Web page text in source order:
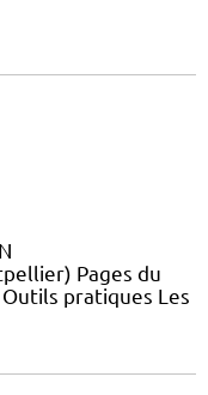
Pages du
pratiques Les